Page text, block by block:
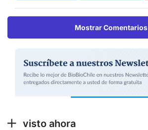
Mostrar Comentarios
visto ahora